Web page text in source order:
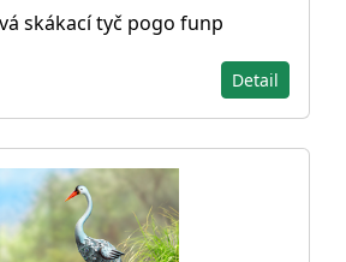
skákací tyč pogo funp
Detail